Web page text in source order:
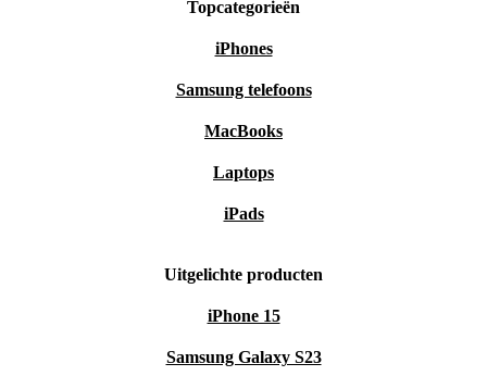
Topcategorieën
iPhones
Samsung telefoons
MacBooks
Laptops
iPads
Uitgelichte producten
iPhone 15
Samsung Galaxy S23